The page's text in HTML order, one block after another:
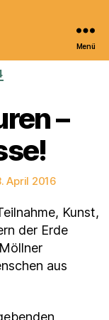
Menü
–
April 2016
Kunst,
der Erde
aus